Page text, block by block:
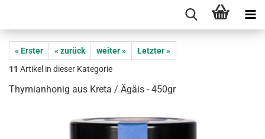
« Erster « zurück weiter »
Letzter »
11 Artikel in dieser Kategorie
Thymianhonig aus Kreta / Ägäis - 450gr